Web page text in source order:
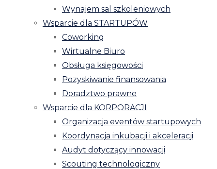
Wynajem sal szkoleniowych
Wsparcie dla STARTUPÓW
Coworking
Wirtualne Biuro
Obsługa księgowości
Pozyskiwanie finansowania
Doradztwo prawne
Wsparcie dla KORPORACJI
Organizacja eventów startupowych
Koordynacja inkubacji i akceleracji
Audyt dotyczący innowacji
Scouting technologiczny